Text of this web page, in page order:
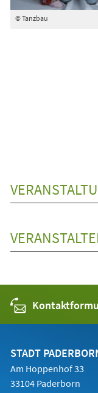
© Tanzbau
STADT
Am Hoppenhof 33
33104 Paderborn